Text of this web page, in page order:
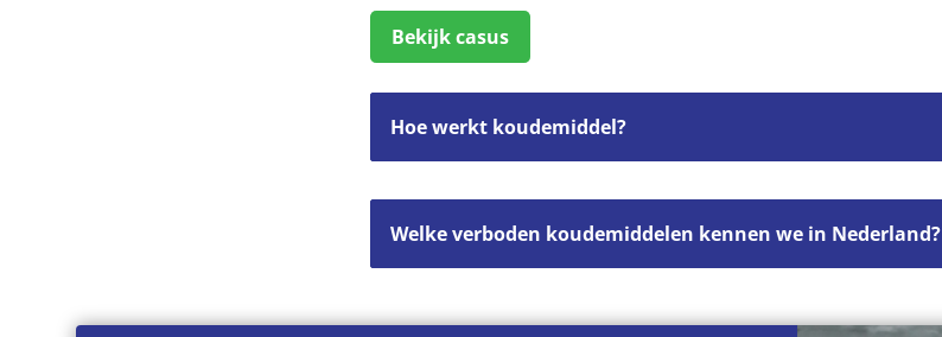
Bekijk casus
Hoe werkt koudemiddel?
Welke verboden koudemiddelen kennen we in Nederland?